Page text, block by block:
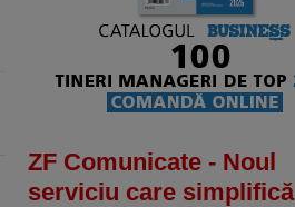
ZF Comunicate - Noul
serviciu care simplifică